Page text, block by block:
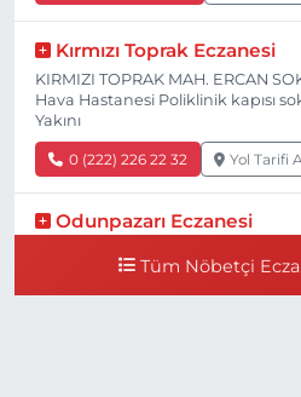
Kırmızı Toprak Eczanesi
KIRMIZI TOPRAK MAH. ERCAN
Hava Hastanesi Poliklinik kapısı
Yakını
0 (222) 226 22 32 Yol Tarifi
Odunpazarı Eczanesi
NO:21 E TIP FAKÜLTESİ KARŞISI
Tüm Nöbetçi